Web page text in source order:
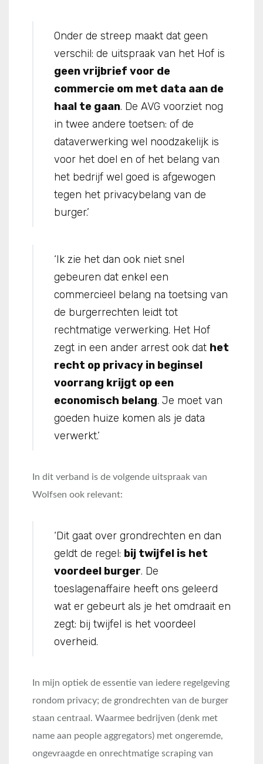
Onder de streep maakt dat geen
verschil: de uitspraak van het Hof is
geen vrijbrief voor de
commercie om met data aan de
haal te gaan. De AVG voorziet nog
in twee andere toetsen: of de
dataverwerking wel noodzakelijk is
voor het doel en of het belang van
het bedrijf wel goed is afgewogen
tegen het privacybelang van de
burger.’
‘Ik zie het dan ook niet snel
gebeuren dat enkel een
commercieel belang na toetsing van
de burgerrechten leidt tot
rechtmatige verwerking. Het Hof
zegt in een ander arrest ook dat het
recht op privacy in beginsel
voorrang krijgt op een
economisch belang. Je moet van
goeden huize komen als je data
verwerkt.’
In dit verband is de volgende uitspraak van
Wolfsen ook relevant:
‘Dit gaat over grondrechten en dan
geldt de regel: bij twijfel is het
voordeel burger. De
toeslagenaffaire heeft ons geleerd
wat er gebeurt als je het omdraait en
zegt: bij twijfel is het voordeel
overheid.
In mijn optiek de essentie van iedere regelgeving
rondom privacy; de grondrechten van de burger
staan centraal. Waarmee bedrijven (denk met
name aan people aggregators) met ongeremde,
ongevraagde en onrechtmatige scraping van